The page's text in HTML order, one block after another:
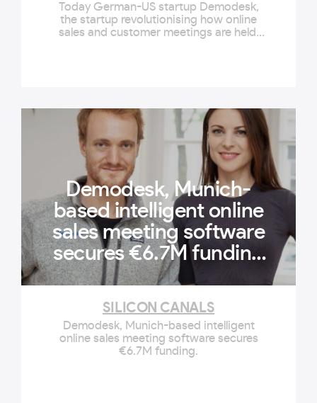
Today German-US startup Demodesk,
the startup revolutionising how online
sales and customer meetings are held,
Demodesk, Munich-
based intelligent online
sales meeting software
secures €6.7M funding
| Silicon Canals
SILICON CANALS
Demodesk, Munich-based intelligent
online sales meeting software secures
€6.7M funding.